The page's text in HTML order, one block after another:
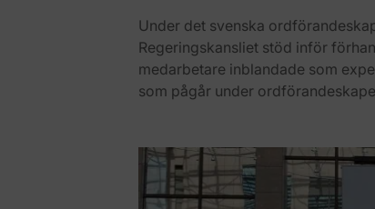
Under det svenska
Regeringskansliet stöd inför
medarbetare inblandade som
som pågår under